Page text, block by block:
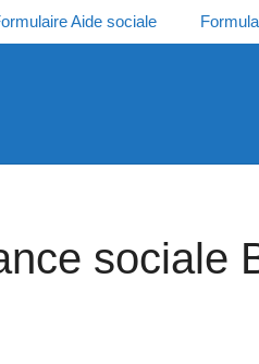
Aide sociale
sociale